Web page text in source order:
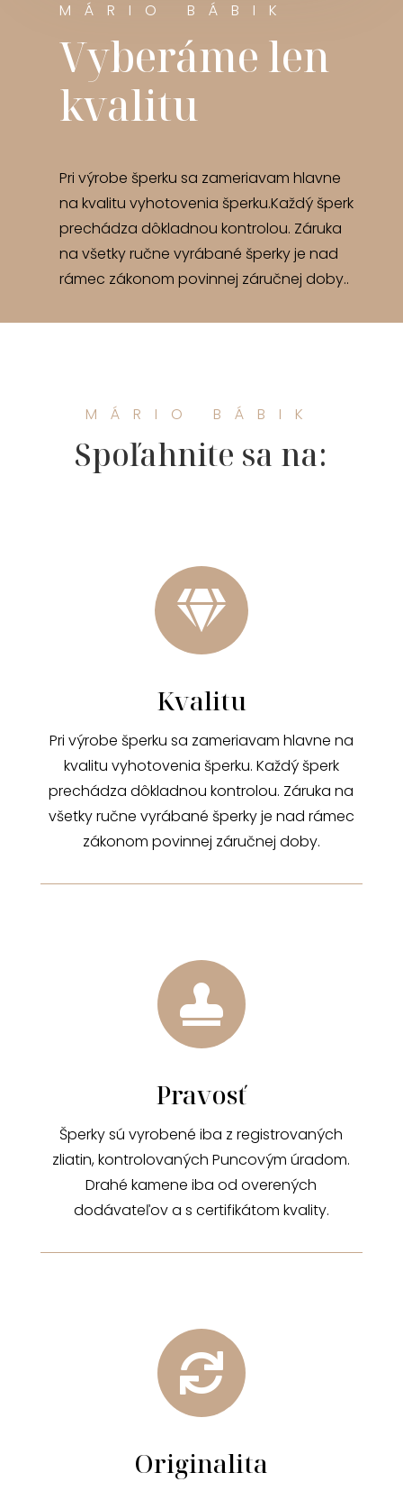
MÁRIO BÁBIK
Vyberáme len
kvalitu
Pri výrobe šperku sa zameriavam hlavne
na kvalitu vyhotovenia šperku.Každý šperk
prechádza dôkladnou kontrolou. Záruka
na všetky ručne vyrábané šperky je nad
rámec zákonom povinnej záručnej doby..
MÁRIO BÁBIK
Spoľahnite sa na:

Kvalitu
Pri výrobe šperku sa zameriavam hlavne na
kvalitu vyhotovenia šperku. Každý šperk
prechádza dôkladnou kontrolou. Záruka na
všetky ručne vyrábané šperky je nad rámec
zákonom povinnej záručnej doby.

Pravosť
Šperky sú vyrobené iba z registrovaných
zliatin, kontrolovaných Puncovým úradom.
Drahé kamene iba od overených
dodávateľov a s certifikátom kvality.

Originalita